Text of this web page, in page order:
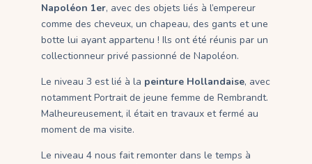
Napoléon 1er, avec des objets liés à l’empereur
comme des cheveux, un chapeau, des gants et une
botte lui ayant appartenu ! Ils ont été réunis par un
collectionneur privé passionné de Napoléon.
Le niveau 3 est lié à la peinture Hollandaise, avec
notamment Portrait de jeune femme de Rembrandt.
Malheureusement, il était en travaux et fermé au
moment de ma visite.
Le niveau 4 nous fait remonter dans le temps à